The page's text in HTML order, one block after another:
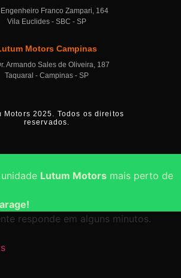
Franco Zampari, 164
Vila Euclides - SBC - SP
Motors Campinas
Armando Sales de Oliveira, 187
Taquaral - Campinas - SP
Motors 2025. Todos os direitos
reservados.
Lutum Motors mais perto de
responde em alguns minutos.